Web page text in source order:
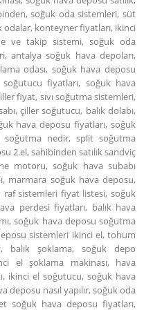
soğuk oda sistemleri, süt
konteyner fiyatları, ikinci
ve takip sistemi, soğuk oda
antalya soğuk hava depoları,
odası, soğuk hava deposu
fiyatları, soğuk hava
fiyat, sıvı soğutma sistemleri,
çiller soğutucu, balık dolabı,
hava deposu fiyatları, soğuk
soğutma nedir, split soğutma
2.el, sahibinden satılık sandviç
motoru, soğuk hava subabı
marmara soğuk hava deposu,
raf sistemleri fiyat listesi, soğuk
perdesi fiyatları, balık hava
soğuk hava deposu soğutma
sistemleri ikinci el, tohum
balık şoklama, soğuk depo
el şoklama makinası, hava
ikinci el soğutucu, soğuk hava
deposu nasıl yapılır, soğuk oda
soğuk hava deposu fiyatları,